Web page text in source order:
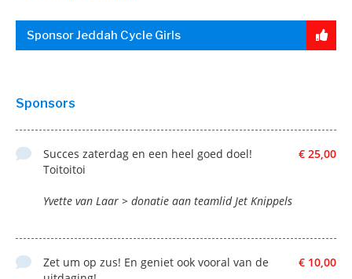
Sponsor Jeddah Cycle Girls
Sponsors
€ 25,00
Succes zaterdag en een heel goed doel!
Toitoitoi
Yvette van Laar > donatie aan teamlid Jet Knippels
€ 10,00
Zet um op zus! En geniet ook vooral van de